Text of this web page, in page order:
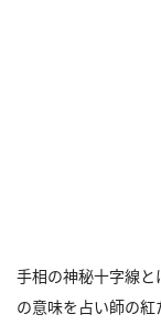
手相の神秘十字線
の意味を占い師の